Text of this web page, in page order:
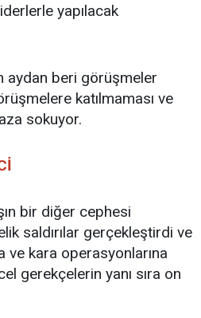
yapılacak
aydan beri görüşmeler
katılmaması ve
sokuyor.
bir diğer cephesi
saldırılar gerçekleştirdi ve
ve kara operasyonlarına
gerekçelerin yanı sıra on